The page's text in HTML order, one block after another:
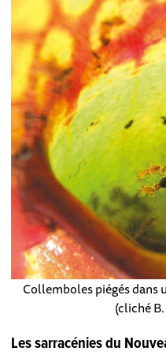
Collemboles piégés dans
(cliché
Les sarracénies du